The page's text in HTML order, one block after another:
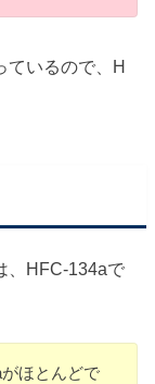
ているので、H
、HFC-134aで
ほとんどで